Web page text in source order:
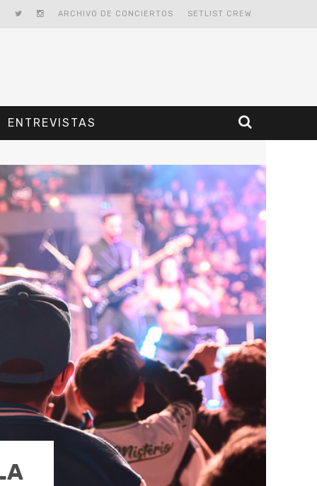
SETLIST CREW
ARCHIVO DE CONCIERTOS
ENTREVISTAS